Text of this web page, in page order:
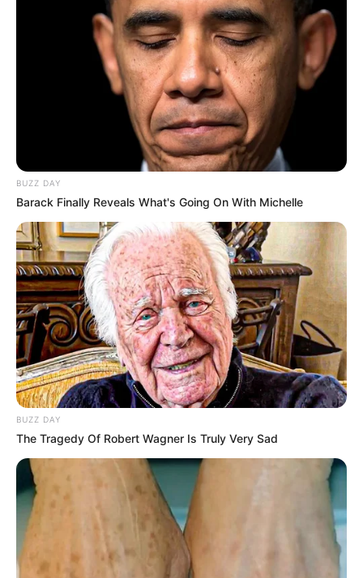
BUZZ DAY
Barack Finally Reveals What's Going On With Michelle
BUZZ DAY
The Tragedy Of Robert Wagner Is Truly Very Sad